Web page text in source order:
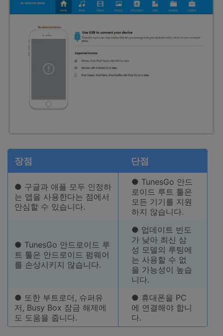
장점 단점
● 구글과 애플 모두 인정하
는 앱을 사용한다는 점에서
안심할 수 있습니다.
● TunesGo 안드
로이드 루트 툴은
모든 기기를 지원
하지 않습니다.
● TunesGo 안드로이드 루
트 툴은 안드로이드 펌웨어
를 손상시키지 않습니다.
● 업데이트 빈도
가 낮아 최신 삼
성 모델의 루팅에
는 사용할 수 없
을 가능성이 높습
니다.
● 또한 부트로더, 슈퍼유
저, Busy Box 잠금 해제에
도 도움을 줍니다.
● 휴대폰을 PC
에 연결해야 합니
다.